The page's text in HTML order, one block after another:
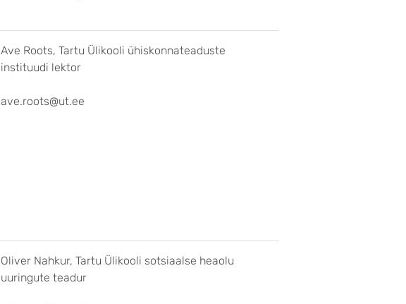
Ave Roots, Tartu Ülikooli ühiskonnateaduste
instituudi lektor
ave.roots@ut.ee
Oliver Nahkur, Tartu Ülikooli sotsiaalse heaolu
uuringute teadur